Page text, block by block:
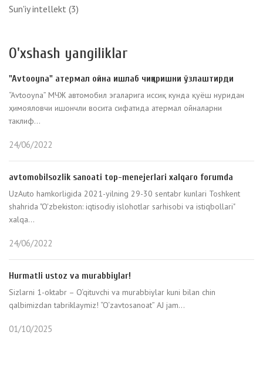
Sun'iy intellekt (3)
O'xshash yangiliklar
"Avtooyna" атермал ойна ишлаб чиқаришни ўзлаштирди
“Avtooyna” МЧЖ автомобил эгаларига иссиқ кунда қуёш нуридан
ҳимояловчи ишончли восита сифатида атермал ойналарни
таклиф...
24/06/2022
avtomobilsozlik sanoati top-menejerlari xalqaro forumda
UzAuto hamkorligida 2021-yilning 29-30 sentabr kunlari Toshkent
shahrida "O'zbekiston: iqtisodiy islohotlar sarhisobi va istiqbollari"
xalqa...
24/06/2022
Hurmatli ustoz va murabbiylar!
Sizlarni 1-oktabr – O‘qituvchi va murabbiylar kuni bilan chin
qalbimizdan tabriklaymiz! “O‘zavtosanoat” AJ jam...
01/10/2025